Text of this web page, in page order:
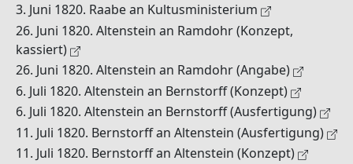
3. Juni 1820. Raabe an Kultusministerium
26. Juni 1820. Altenstein an Ramdohr (Konzept,
kassiert)
26. Juni 1820. Altenstein an Ramdohr (Angabe)
6. Juli 1820. Altenstein an Bernstorff (Konzept)
6. Juli 1820. Altenstein an Bernstorff (Ausfertigung)
11. Juli 1820. Bernstorff an Altenstein (Ausfertigung)
11. Juli 1820. Bernstorff an Altenstein (Konzept)